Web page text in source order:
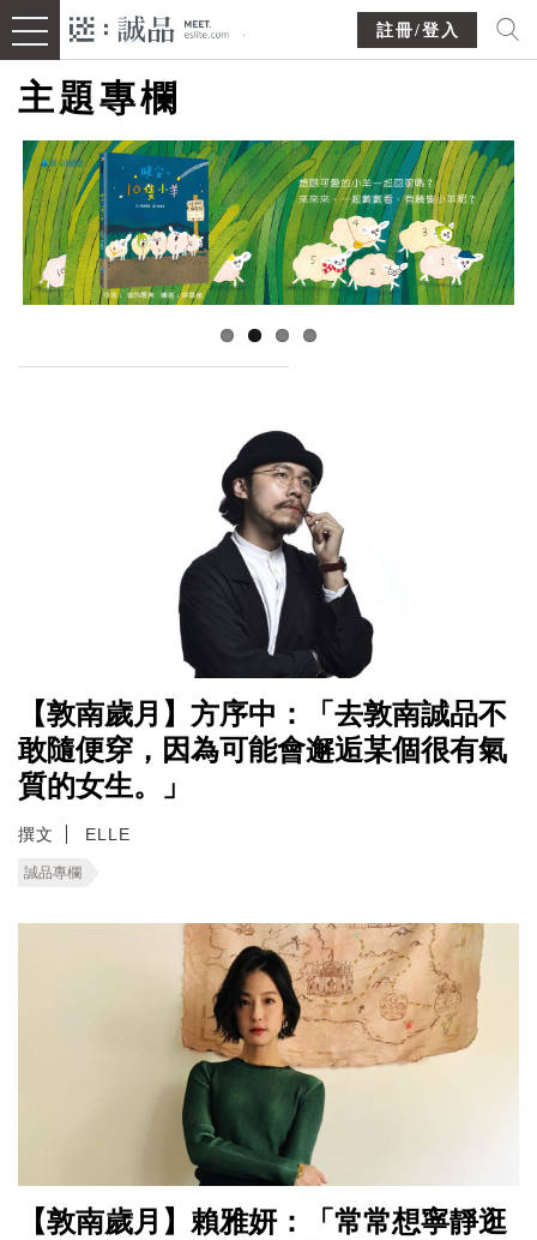
註冊/登入
主題專欄
【敦南歲月】方序中：「去敦南誠品不
敢隨便穿，因為可能會邂逅某個很有氣
質的女生。」
撰文 ELLE
誠品專欄
【敦南歲月】賴雅妍：「常常想寧靜逛